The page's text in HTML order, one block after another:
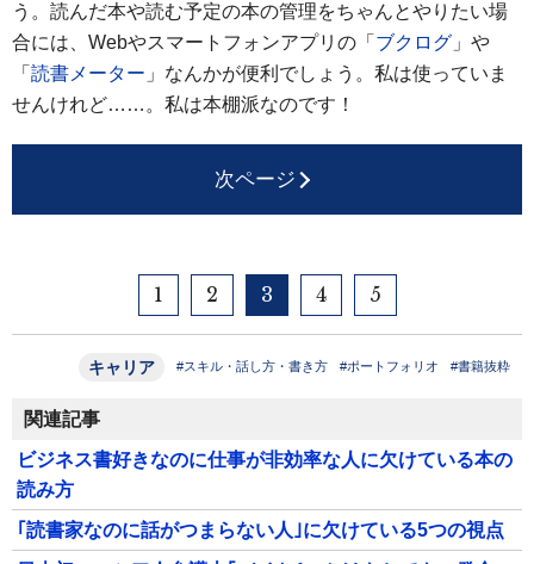
う。読んだ本や読む予定の本の管理をちゃんとやりたい場
合には、Webやスマートフォンアプリの「 ブクログ 」や
「 読書メーター 」なんかが便利でしょう。私は使っていま
せんけれど……。私は本棚派なのです！
次ページ
1 2 3 4 5
キャリア #スキル・話し方・書き方 #ポートフォリオ #書籍抜粋
関連記事
ビジネス書好きなのに仕事が非効率な人に欠けている本の
読み方
｢読書家なのに話がつまらない人｣に欠けている5つの視点